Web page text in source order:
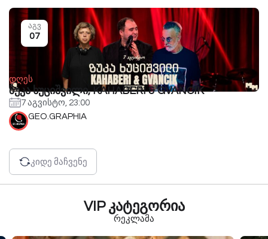
დღეს
ზუკა ხუციშვილი, KAHABERI & GVANCIK
7 აგვისტო, 23:00
აგვ
07
GEO.GRAPHIA
კიდე მაჩვენე
VIP კატეგორია
რეკლამა